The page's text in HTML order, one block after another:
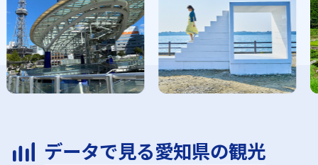
データで見る愛知県の観光